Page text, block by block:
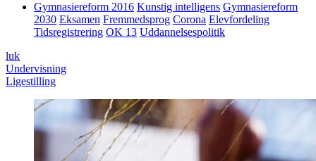
Gymnasiereform 2016 Kunstig intelligens Gymnasiereform
2030 Eksamen Fremmedsprog Corona Elevfordeling
Tidsregistrering OK 13 Uddannelsespolitik
luk
Undervisning
Ligestilling